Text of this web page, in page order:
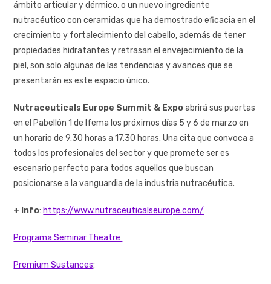
ámbito articular y dérmico, o un nuevo ingrediente
nutracéutico con ceramidas que ha demostrado eficacia en el
crecimiento y fortalecimiento del cabello, además de tener
propiedades hidratantes y retrasan el envejecimiento de la
piel, son solo algunas de las tendencias y avances que se
presentarán es este espacio único.
Nutraceuticals Europe Summit & Expoabrirá sus puertas
en el Pabellón 1 de Ifema los próximos días 5 y 6 de marzo en
un horario de 9.30 horas a 17.30 horas. Una cita que convoca a
todos los profesionales del sector y que promete ser es
escenario perfecto para todos aquellos que buscan
posicionarse a la vanguardia de la industria nutracéutica.
+ Info: https://www.nutraceuticalseurope.com/
Programa Seminar Theatre
Premium Sustances: